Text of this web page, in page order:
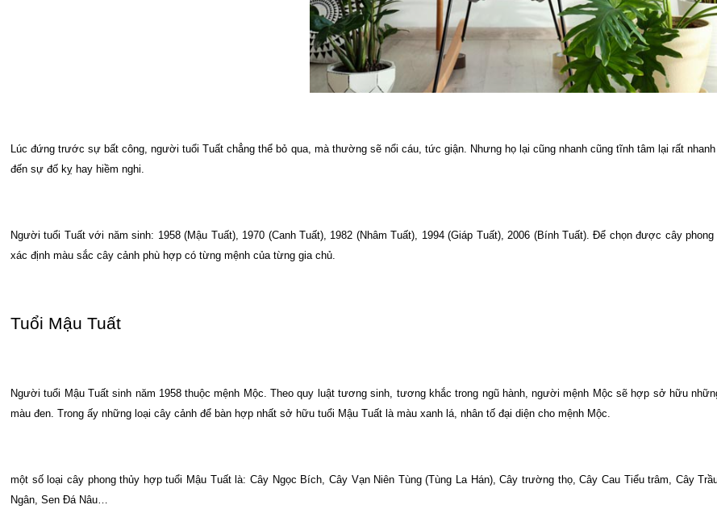
Lúc đứng trước sự bất công, người tuổi Tuất chẳng thể bỏ qua, mà thường sẽ nổi cáu, tức giận. Nhưng họ lại cũng nhanh cũng tĩnh tâm lại rất
đến sự đố kỵ hay hiềm nghi.
Người tuổi Tuất với năm sinh: 1958 (Mậu Tuất), 1970 (Canh Tuất), 1982 (Nhâm Tuất), 1994 (Giáp Tuất), 2006 (Bính Tuất). Để chọn được cây
xác định màu sắc cây cảnh phù hợp có từng mệnh của từng gia chủ.
Tuổi Mậu Tuất
Người tuổi Mậu Tuất sinh năm 1958 thuộc mệnh Mộc. Theo quy luật tương sinh, tương khắc trong ngũ hành, người mệnh Mộc sẽ hợp sở hữu
màu đen. Trong ấy những loại cây cảnh để bàn hợp nhất sở hữu tuổi Mậu Tuất là màu xanh lá, nhân tố đại diện cho mệnh Mộc.
một số loại cây phong thủy hợp tuổi Mậu Tuất là: Cây Ngọc Bích, Cây Vạn Niên Tùng (Tùng La Hán), Cây trường thọ, Cây Cau Tiểu trâm, Cây
Ngân, Sen Đá Nâu…